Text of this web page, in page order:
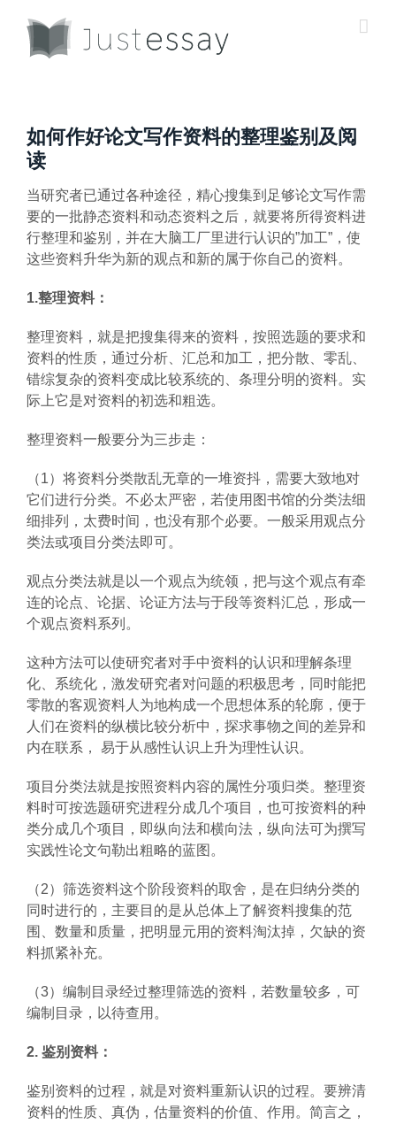
content
如何作好论文写作资料的整理鉴别及阅
读
当研究者已通过各种途径，精心搜集到足够论文写作需
要的一批静态资料和动态资料之后，就要将所得资料进
行整理和鉴别，并在大脑工厂里进行认识的”加工”，使
这些资料升华为新的观点和新的属于你自己的资料。
1.整理资料：
整理资料，就是把搜集得来的资料，按照选题的要求和
资料的性质，通过分析、汇总和加工，把分散、零乱、
错综复杂的资料变成比较系统的、条理分明的资料。实
际上它是对资料的初选和粗选。
整理资料一般要分为三步走：
（1）将资料分类散乱无章的一堆资抖，需要大致地对
它们进行分类。不必太严密，若使用图书馆的分类法细
细排列，太费时间，也没有那个必要。一般采用观点分
类法或项目分类法即可。
观点分类法就是以一个观点为统领，把与这个观点有牵
连的论点、论据、论证方法与于段等资料汇总，形成一
个观点资料系列。
这种方法可以使研究者对手中资料的认识和理解条理
化、系统化，激发研究者对问题的积极思考，同时能把
零散的客观资料人为地构成一个思想体系的轮廓，便于
人们在资料的纵横比较分析中，探求事物之间的差异和
内在联系， 易于从感性认识上升为理性认识。
项目分类法就是按照资料内容的属性分项归类。整理资
料时可按选题研究进程分成几个项目，也可按资料的种
类分成几个项目，即纵向法和横向法，纵向法可为撰写
实践性论文句勒出粗略的蓝图。
（2）筛选资料这个阶段资料的取舍，是在归纳分类的
同时进行的，主要目的是从总体上了解资料搜集的范
围、数量和质量，把明显元用的资料淘汰掉，欠缺的资
料抓紧补充。
（3）编制目录经过整理筛选的资料，若数量较多，可
编制目录，以待查用。
2. 鉴别资料：
鉴别资料的过程，就是对资料重新认识的过程。要辨清
资料的性质、真伪，估量资料的价值、作用。简言之，